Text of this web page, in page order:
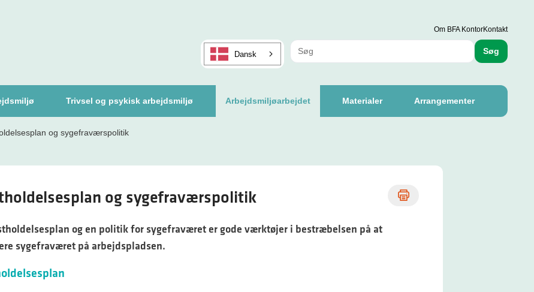
Om BFA KontorKontakt
Dansk Søg
Trivsel og psykisk arbejdsmiljø Arbejdsmiljøarbejdet Materialer Arrangementer
og sygefraværspolitik
og sygefraværspolitik
og en politik for sygefraværet er gode værktøjer i bestræbelsen på at
sygefraværet på arbejdspladsen.